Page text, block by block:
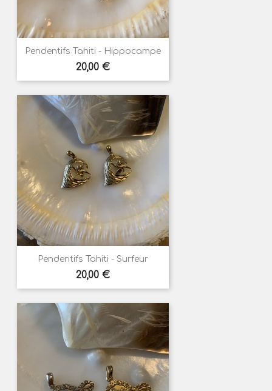
Pendentifs Tahiti - Hippocampe
Prix
20,00 €
Pendentifs Tahiti - Surfeur
Prix
20,00 €